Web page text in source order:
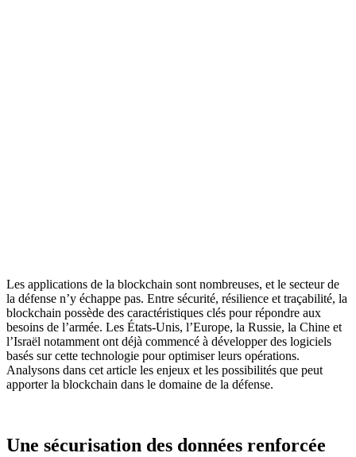
Les applications de la blockchain sont nombreuses, et le secteur de
la défense n’y échappe pas. Entre sécurité, résilience et traçabilité, la
blockchain possède des caractéristiques clés pour répondre aux
besoins de l’armée. Les États-Unis, l’Europe, la Russie, la Chine et
l’Israël notamment ont déjà commencé à développer des logiciels
basés sur cette technologie pour optimiser leurs opérations.
Analysons dans cet article les enjeux et les possibilités que peut
apporter la blockchain dans le domaine de la défense.
Une sécurisation des données renforcée